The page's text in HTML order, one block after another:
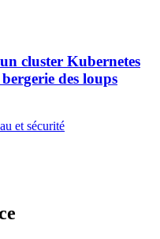
cluster Kubernetes
des loups
et sécurité